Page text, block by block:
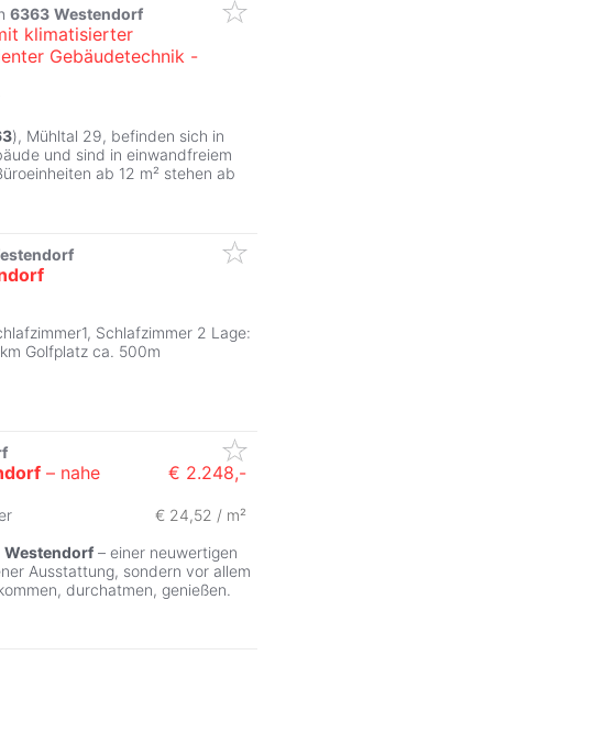
6363 Westendorf
klimatisierter
Gebäudetechnik -
), Mühltal 29, befinden sich in
und sind in einwandfreiem
ab 12 m² stehen ab
Schlafzimmer 2 Lage:
Golfplatz ca. 500m
– nahe
€ 2.248,-
€ 24,52 / m²
Westendorf – einer neuwertigen
Ausstattung, sondern vor allem
durchatmen, genießen.